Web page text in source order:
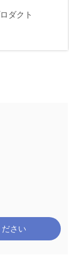
ダクト
さい